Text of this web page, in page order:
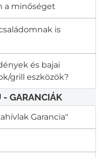
a minőséget
is
és bajai
grill eszközök?
- GARANCIÁK
Garancia"​